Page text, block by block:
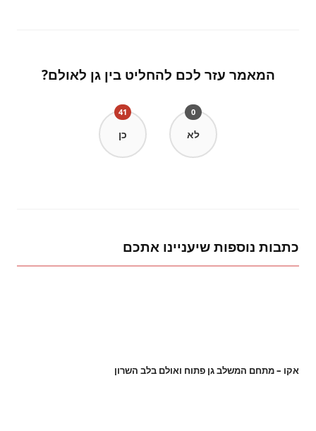
המאמר עזר לכם להחליט בין גן לאולם?
0
לא
41
כן
כתבות נוספות שיעניינו אתכם
אקו – מתחם המשלב גן פתוח ואולם בלב השרון